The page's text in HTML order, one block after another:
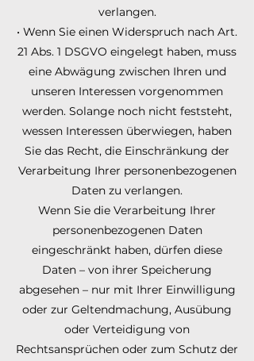
verlangen.
• Wenn Sie einen Widerspruch nach Art.
21 Abs. 1 DSGVO eingelegt haben, muss
eine Abwägung zwischen Ihren und
unseren Interessen vorgenommen
werden. Solange noch nicht feststeht,
wessen Interessen überwiegen, haben
Sie das Recht, die Einschränkung der
Verarbeitung Ihrer personenbezogenen
Daten zu verlangen.
Wenn Sie die Verarbeitung Ihrer
personenbezogenen Daten
eingeschränkt haben, dürfen diese
Daten – von ihrer Speicherung
abgesehen – nur mit Ihrer Einwilligung
oder zur Geltendmachung, Ausübung
oder Verteidigung von
Rechtsansprüchen oder zum Schutz der